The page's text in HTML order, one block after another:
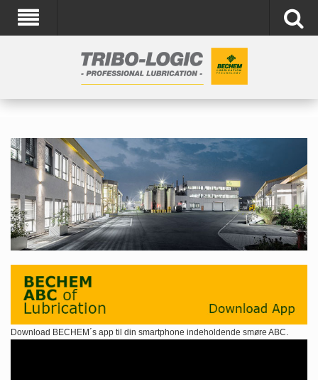
Download BECHEM´s app til din smartphone indeholdende smøre ABC